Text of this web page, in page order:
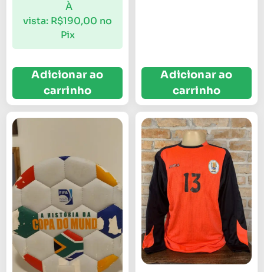
À
vista: R$190,00 no
Pix
Adicionar ao
carrinho
Adicionar ao
carrinho